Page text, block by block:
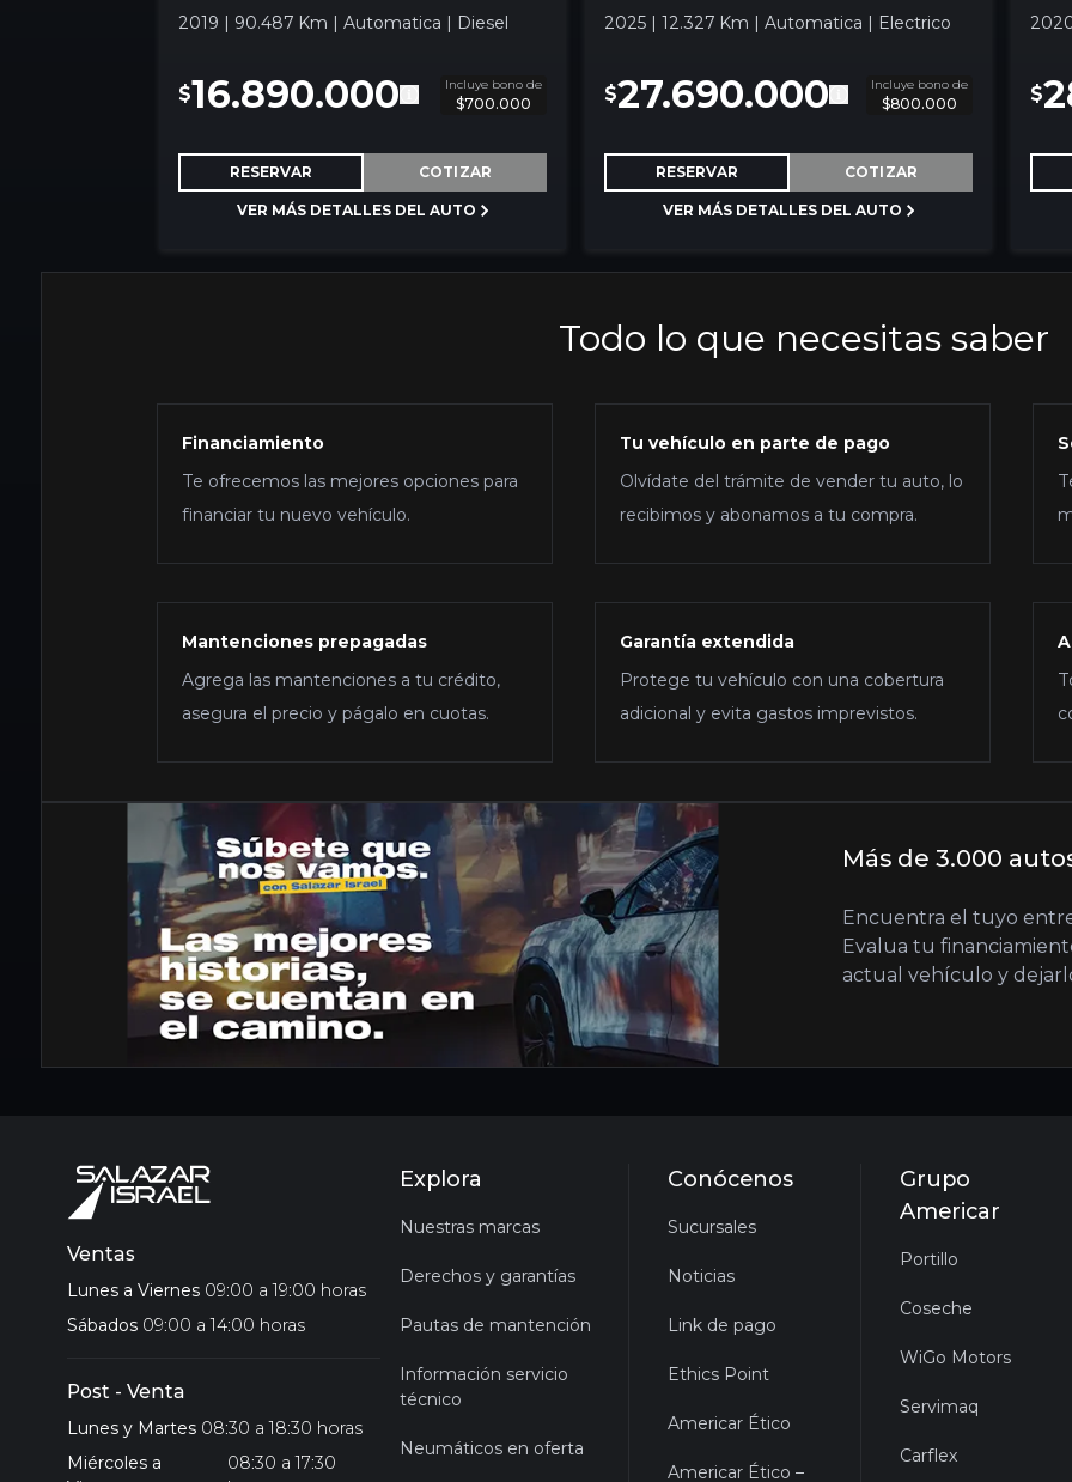
2019 | 90.487 Km | Automatica | Diesel
$16.890.000 Incluye bono de
$700.000
RESERVAR COTIZAR
VER MÁS DETALLES DEL AUTO
2025 | 12.327 Km | Automatica | Electrico
$27.690.000 Incluye bono de
$800.000
RESERVAR COTIZAR
VER MÁS DETALLES DEL AUTO
$
Todo lo que necesitas saber
Financiamiento
Te ofrecemos las mejores opciones para
financiar tu nuevo vehículo.
Tu vehículo en parte de pago
Olvídate del trámite de vender tu auto, lo
recibimos y abonamos a tu compra.
Mantenciones prepagadas
Agrega las mantenciones a tu crédito,
asegura el precio y págalo en cuotas.
Garantía extendida
Protege tu vehículo con una cobertura
adicional y evita gastos imprevistos.
Más de 3.000
Encuentra el tuyo
Evalua tu
actual vehículo y
Ventas
Lunes a Viernes 09:00 a 19:00 horas
Sábados 09:00 a 14:00 horas
Post - Venta
Lunes y Martes 08:30 a 18:30 horas
Miércoles a
08:30 a 17:30
Explora
Nuestras marcas
Derechos y garantías
Pautas de mantención
Información servicio
técnico
Neumáticos en oferta
Conócenos
Sucursales
Noticias
Link de pago
Ethics Point
Americar Ético
Americar Ético –
Grupo
Americar
Portillo
Coseche
WiGo Motors
Servimaq
Carflex